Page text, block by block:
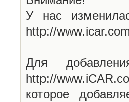
У нас
http://
Для
http://
которое